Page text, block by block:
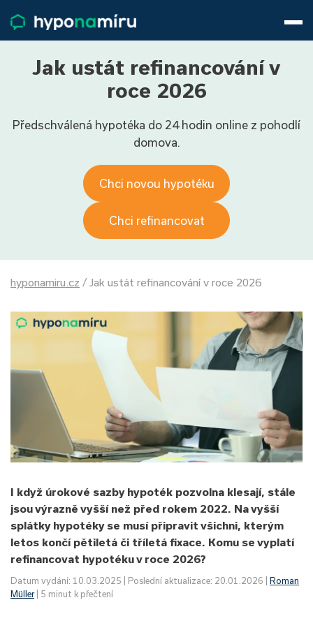
Životní pojištění
Pojištění nemovitosti
800 688 388
9−16 hod.
Jak ustát refinancování v
roce 2026
Předschválená hypotéka do 24 hodin online z pohodlí
domova.
Chci novou hypotéku
Chci refinancovat
hyponamiru.cz / Jak ustát refinancování v roce 2026
I když úrokové sazby hypoték pozvolna klesají, stále
jsou výrazně vyšší než před rokem 2022. Na vyšší
splátky hypotéky se musí připravit všichni, kterým
letos končí pětiletá či tříletá fixace. Komu se vyplatí
refinancovat hypotéku v roce 2026?
Datum vydání: 10.03.2025 | Poslední aktualizace: 20.01.2026 |
Roman
Müller| 5 minut k přečtení